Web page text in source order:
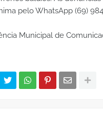
pelo WhatsApp (69)
Municipal de